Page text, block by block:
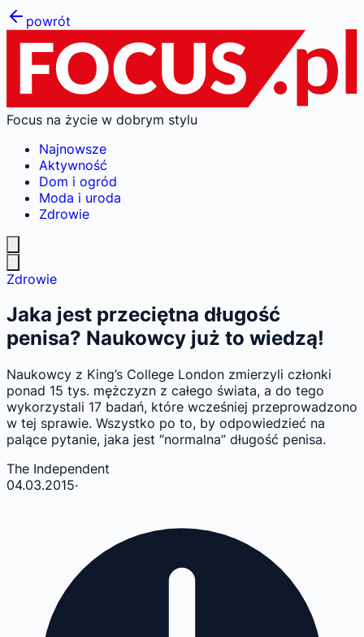
powrót
Focus na życie w dobrym stylu
Najnowsze
Aktywność
Dom i ogród
Moda i uroda
Zdrowie
Zdrowie
Jaka jest przeciętna długość
penisa? Naukowcy już to wiedzą!
Naukowcy z King’s College London zmierzyli członki
ponad 15 tys. mężczyzn z całego świata, a do tego
wykorzystali 17 badań, które wcześniej przeprowadzono
w tej sprawie. Wszystko po to, by odpowiedzieć na
palące pytanie, jaka jest “normalna” długość penisa.
The Independent
04.03.2015·